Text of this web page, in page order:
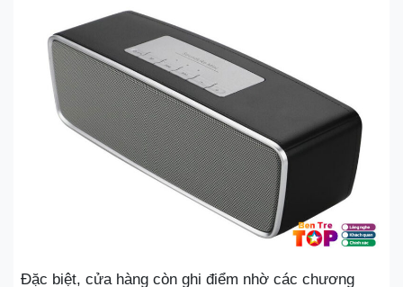
Đặc biệt, cửa hàng còn ghi điểm nhờ các chương